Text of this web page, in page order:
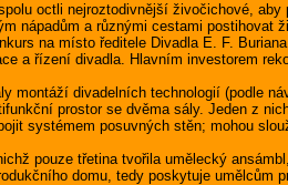
octli nejroztodivnější živočichové,
nápadům a různými cestami postihovat
místo ředitele Divadla E. F.
a řízení divadla. Hlavním investorem
divadelních technologií (podle
prostor se dvěma sály. Jeden z
systémem posuvných stěn; mohou
třetina tvořila umělecký
domu, tedy poskytuje